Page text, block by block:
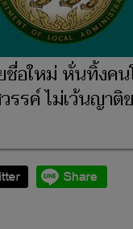
ชื่อใหม่ หั่นทิ้งคน
รรค์ ไม่เว้นญา